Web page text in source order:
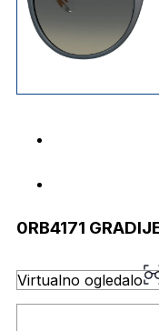
0RB4171
Virtualno ogledalo